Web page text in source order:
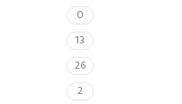
0
13
26
2